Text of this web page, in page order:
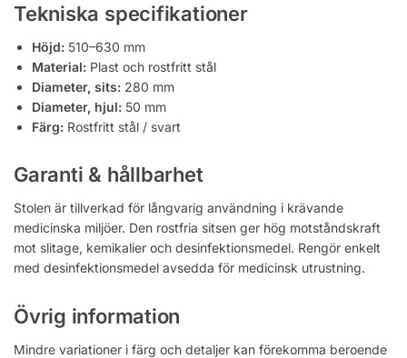
Tekniska specifikationer
Höjd: 510–630 mm
Material: Plast och rostfritt stål
Diameter, sits: 280 mm
Diameter, hjul: 50 mm
Färg: Rostfritt stål / svart
Garanti & hållbarhet
Stolen är tillverkad för långvarig användning i krävande
medicinska miljöer. Den rostfria sitsen ger hög motståndskraft
mot slitage, kemikalier och desinfektionsmedel. Rengör enkelt
med desinfektionsmedel avsedda för medicinsk utrustning.
Övrig information
Mindre variationer i färg och detaljer kan förekomma beroende